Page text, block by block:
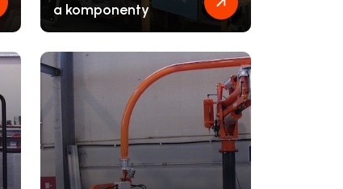
a komponenty